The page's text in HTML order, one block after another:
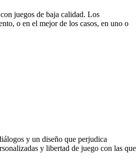
juegos de baja calidad. Los
o en el mejor de los casos, en uno o
y un diseño que perjudica
y libertad de juego con las que